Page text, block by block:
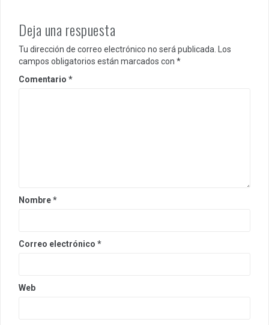
Deja una respuesta
Tu dirección de correo electrónico no será publicada.
Los
campos obligatorios están marcados con *
Comentario *
Nombre*
Correo electrónico *
Web